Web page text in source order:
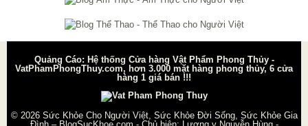
Quảng Cáo: Hệ thống Cửa hàng Vật Phẩm Phong Thủy -
VatPhamPhongThuy.com, hơn 3.000 mặt hàng phong thủy, 6 cửa
hàng 1 giá bán !!!
© 2026 Sức Khỏe Cho Người Việt, Sức Khỏe Đời Sống, Sức Khỏe Gia